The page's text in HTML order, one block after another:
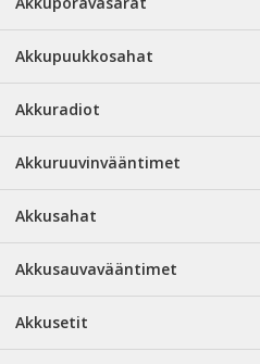
Akkupuukkosahat
Akkuradiot
Akkuruuvinvääntimet
Akkusahat
Akkusauvavääntimet
Akkusetit